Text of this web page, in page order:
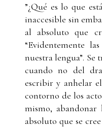
”¿Qué es lo que
inaccesible sin
al absoluto que
“Evidentemente
nuestra lengua”. Se
cuando no del
escribir y anhelar
contorno de los
mismo, abandonar
absoluto que se